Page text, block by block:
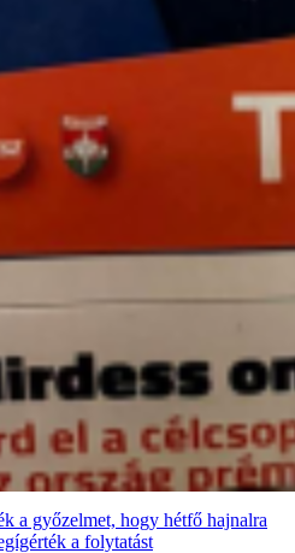
a győzelmet, hogy hétfő hajnalra
a folytatást